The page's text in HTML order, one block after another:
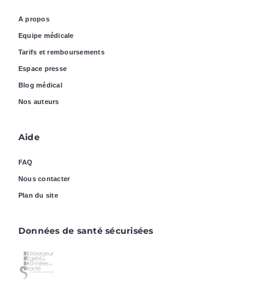
A propos
Equipe médicale
Tarifs et remboursements
Espace presse
Blog médical
Nos auteurs
Aide
FAQ
Nous contacter
Plan du site
Données de santé sécurisées